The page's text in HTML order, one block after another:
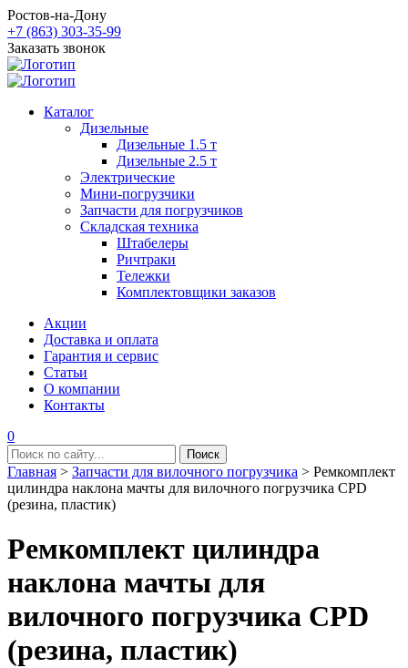
Ростов-на-Дону
+7 (863) 303-35-99
Заказать звонок
Каталог
Дизельные
Дизельные 1.5 т
Дизельные 2.5 т
Электрические
Мини-погрузчики
Запчасти для погрузчиков
Складская техника
Штабелеры
Ричтраки
Тележки
Комплектовщики заказов
Акции
Доставка и оплата
Гарантия и сервис
Статьи
О компании
Контакты
0
Главная > Запчасти для вилочного погрузчика > Ремкомплект
цилиндра наклона мачты для вилочного погрузчика CPD
(резина, пластик)
Ремкомплект цилиндра
наклона мачты для
вилочного погрузчика CPD
(резина, пластик)